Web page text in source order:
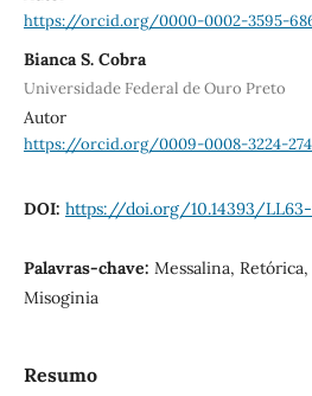
https://orcid.org/0000-0002-3595-
Bianca S. Cobra
Universidade Federal de Ouro Preto
Autor
https://orcid.org/0009-0008-3224-
DOI: https://doi.org/10.14393/
Palavras-chave: Messalina,
Misoginia
Resumo